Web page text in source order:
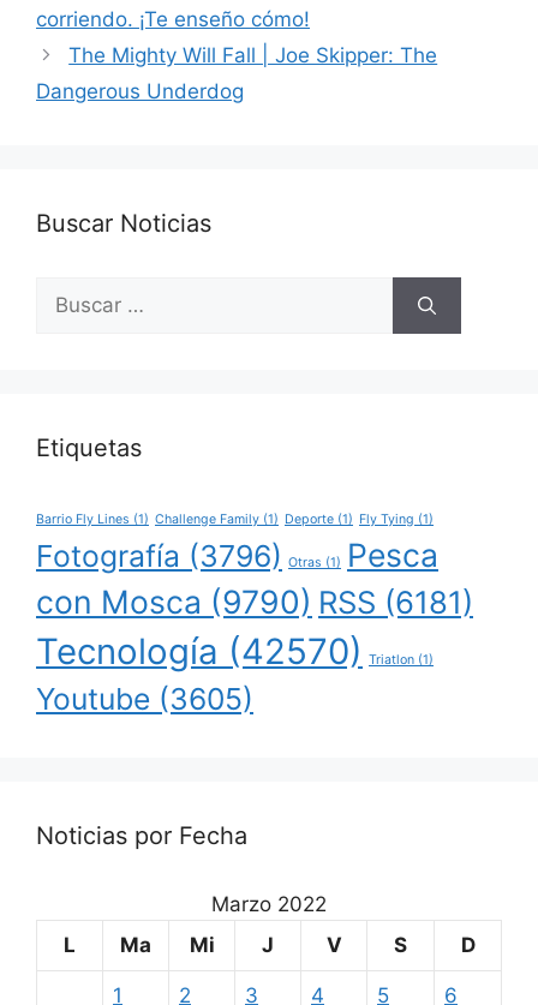
corriendo. ¡Te enseño cómo!
The Mighty Will Fall | Joe Skipper: The
Dangerous Underdog
Buscar Noticias
Buscar:
Etiquetas
Barrio Fly Lines (1) Challenge Family (1) Deporte (1) Fly Tying (1)
Fotografía (3796) Otras (1)
Pesca
con Mosca (9790) RSS (6181)
Tecnología (42570) Triatlon (1)
Youtube (3605)
Noticias por Fecha
Marzo 2022
L
Ma Mi J V S D
1 2 3 4 5 6